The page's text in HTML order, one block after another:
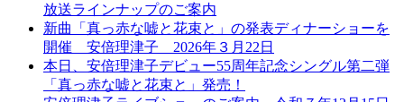
放送ラインナップのご案内
新曲「真っ赤な嘘と花束と」の発表ディナーショーを
開催 安倍理津子 2026年３月22日
本日、安倍理津子デビュー55周年記念シングル第二弾
「真っ赤な嘘と花束と」発売！